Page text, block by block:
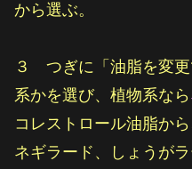
から選ぶ。
３ つぎに「油脂を変
系かを選び、植物系なら
コレストロール油脂か
ネギラード、しょうが